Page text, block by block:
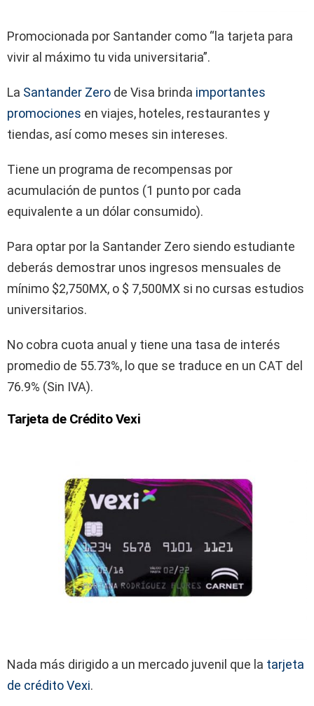
Promocionada por Santander como “la tarjeta para
vivir al máximo tu vida universitaria”.
La Santander Zero de Visa brinda importantes
promociones en viajes, hoteles, restaurantes y
tiendas, así como meses sin intereses.
Tiene un programa de recompensas por
acumulación de puntos (1 punto por cada
equivalente a un dólar consumido).
Para optar por la Santander Zero siendo estudiante
deberás demostrar unos ingresos mensuales de
mínimo $2,750MX, o $ 7,500MX si no cursas estudios
universitarios.
No cobra cuota anual y tiene una tasa de interés
promedio de 55.73%, lo que se traduce en un CAT del
76.9% (Sin IVA).
Tarjeta de Crédito Vexi
Nada más dirigido a un mercado juvenil que la tarjeta
de crédito Vexi.